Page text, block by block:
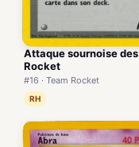
Attaque sournoise des
Rocket
#16 · Team Rocket
RH